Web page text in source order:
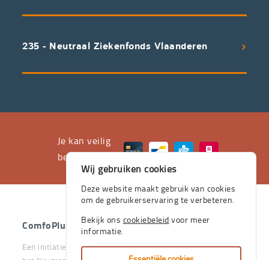
uitstekend
waarvan
huis
stevige
zijn.
235 - Neutraal Ziekenfonds Vlaanderen
Je kan veilig
betalen met
ComfoPlus - 2026 - Alle rechten voorbehouden.
Een initiatief van het Vlaams & Neutraal Ziekenfonds en van
Wij gebruiken cookies
Deze website maakt gebruik van cookies
om de gebruikerservaring te verbeteren.
Bekijk ons cookiebeleid voor meer
informatie.